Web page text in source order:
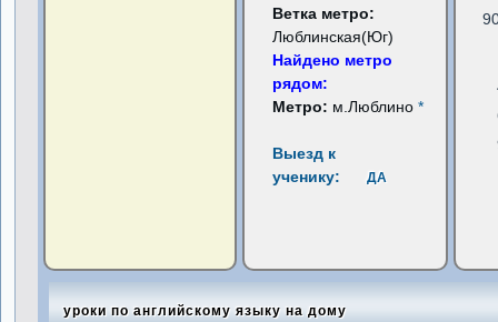
Ветка метро:
Люблинская(Юг)
Найдено метро
рядом:
Метро: м.Люблино*
Выезд к
ученику:
ДА
уроки по английскому языку на дому